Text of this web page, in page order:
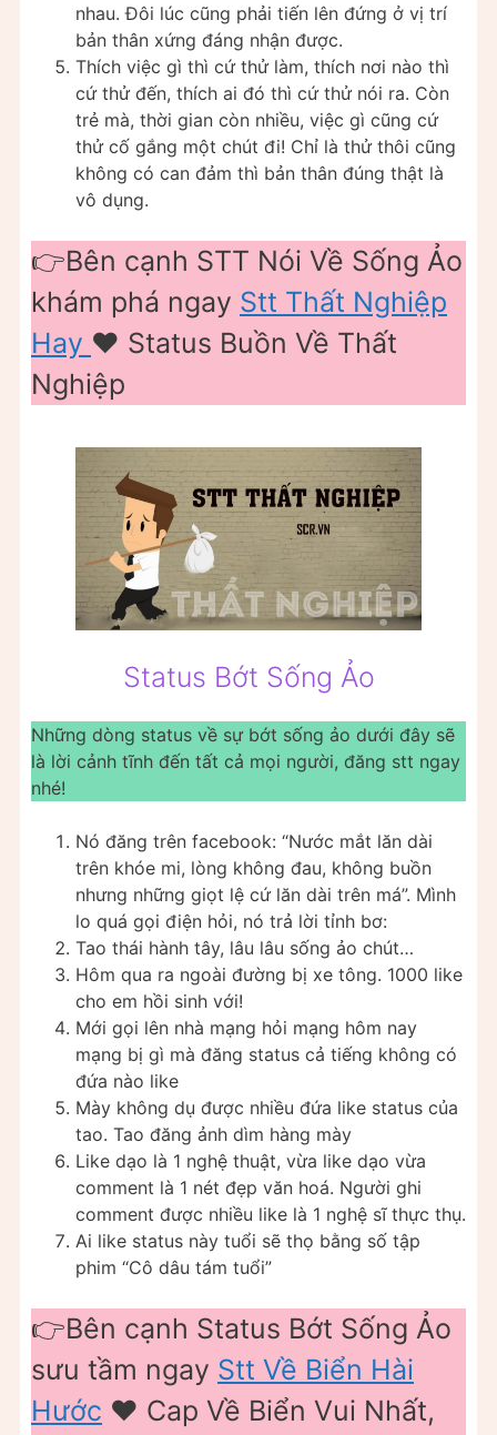
nhau. Đôi lúc cũng phải tiến lên đứng ở vị trí
bản thân xứng đáng nhận được.
Thích việc gì thì cứ thử làm, thích nơi nào thì
cứ thử đến, thích ai đó thì cứ thử nói ra. Còn
trẻ mà, thời gian còn nhiều, việc gì cũng cứ
thử cố gắng một chút đi! Chỉ là thử thôi cũng
không có can đảm thì bản thân đúng thật là
vô dụng.
👉Bên cạnh STT Nói Về Sống Ảo
khám phá ngay Stt Thất Nghiệp
Hay ❤️ Status Buồn Về Thất
Nghiệp
Status Bớt Sống Ảo
Những dòng status về sự bớt sống ảo dưới đây sẽ
là lời cảnh tĩnh đến tất cả mọi người, đăng stt ngay
nhé!
Nó đăng trên facebook: “Nước mắt lăn dài
trên khóe mi, lòng không đau, không buồn
nhưng những giọt lệ cứ lăn dài trên má”. Mình
lo quá gọi điện hỏi, nó trả lời tỉnh bơ:
Tao thái hành tây, lâu lâu sống ảo chút…
Hôm qua ra ngoài đường bị xe tông. 1000 like
cho em hồi sinh với!
Mới gọi lên nhà mạng hỏi mạng hôm nay
mạng bị gì mà đăng status cả tiếng không có
đứa nào like
Mày không dụ được nhiều đứa like status của
tao. Tao đăng ảnh dìm hàng mày
Like dạo là 1 nghệ thuật, vừa like dạo vừa
comment là 1 nét đẹp văn hoá. Người ghi
comment được nhiều like là 1 nghệ sĩ thực thụ.
Ai like status này tuổi sẽ thọ bằng số tập
phim “Cô dâu tám tuổi”
👉Bên cạnh Status Bớt Sống Ảo
sưu tầm ngay Stt Về Biển Hài
Hước ❤️ Cap Về Biển Vui Nhất,